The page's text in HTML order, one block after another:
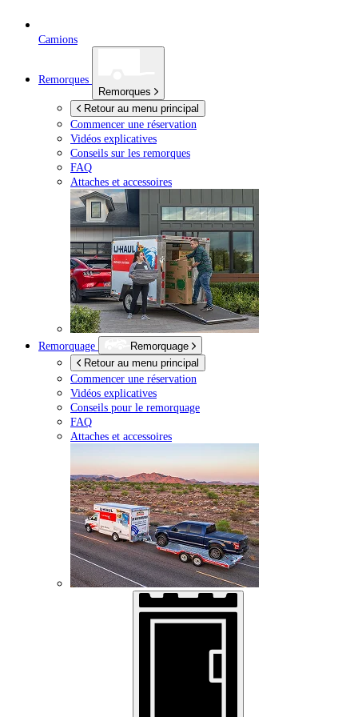
Camions
Remorques
Remorques
Retour au menu principal
Commencer une réservation
Vidéos explicatives
Conseils sur les remorques
FAQ
Attaches et accessoires
Remorquage
Remorquage
Retour au menu principal
Commencer une réservation
Vidéos explicatives
Conseils pour le remorquage
FAQ
Attaches et accessoires